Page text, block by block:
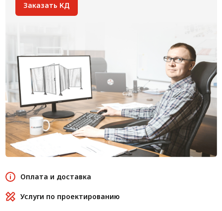
Заказать КД
Оплата и доставка
Услуги по проектированию